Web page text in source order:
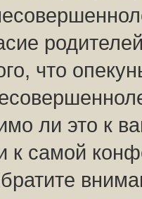
что
ли это к
к самой